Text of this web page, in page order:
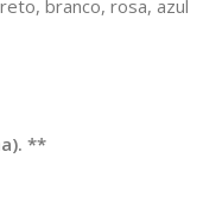
branco, rosa, azul
**